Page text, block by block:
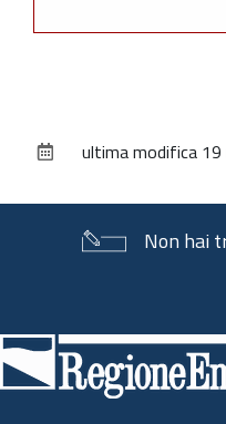
documentoultima modifica
Non hai
di
pagina